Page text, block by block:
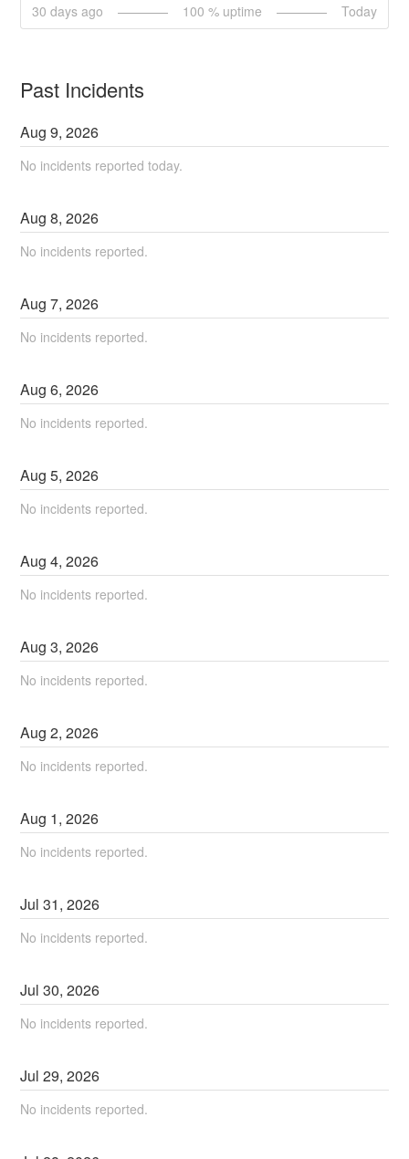
30 days ago 100 % uptime Today
Past Incidents
Aug9,2026
No incidents reported today.
Aug8,2026
No incidents reported.
Aug7,2026
No incidents reported.
Aug6,2026
No incidents reported.
Aug5,2026
No incidents reported.
Aug4,2026
No incidents reported.
Aug3,2026
No incidents reported.
Aug2,2026
No incidents reported.
Aug 1,2026
No incidents reported.
Jul31,2026
No incidents reported.
Jul30,2026
No incidents reported.
Jul29,2026
No incidents reported.